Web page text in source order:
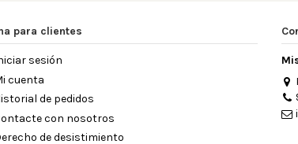
para clientes
sesión
cuenta
de pedidos
con nosotros
de desistimiento